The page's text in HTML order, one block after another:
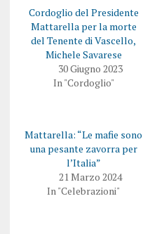
Cordoglio del Presidente
Mattarella per la morte
del Tenente di Vascello,
Michele Savarese
30 Giugno 2023
In "Cordoglio"
Mattarella: “Le mafie sono
una pesante zavorra per
l’Italia”
21 Marzo 2024
In "Celebrazioni"